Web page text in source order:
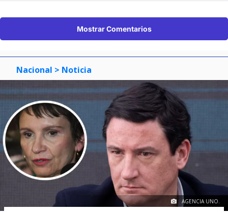
Mostrar Comentarios
Nacional > Noticia
AGENCIA UNO.